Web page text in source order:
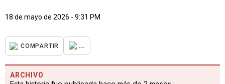
18 de mayo de 2026 - 9:31 PM
COMPARTIR ...
ARCHIVO